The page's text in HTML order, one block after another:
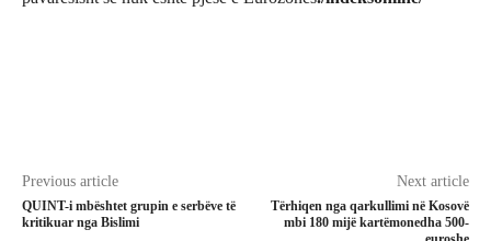
Previous article
QUINT-i mbështet grupin e serbëve të
kritikuar nga Bislimi
Next article
Tërhiqen nga qarkullimi në Kosovë
mbi 180 mijë kartëmonedha 500-